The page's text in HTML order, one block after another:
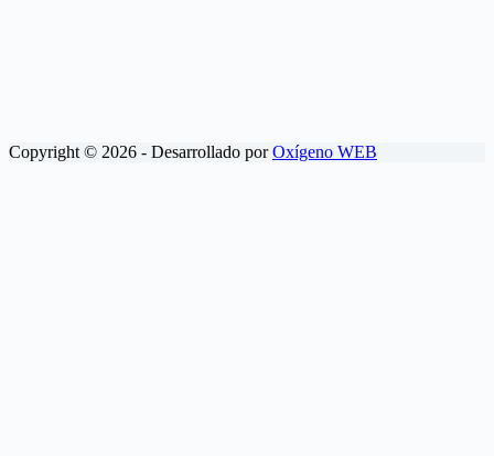
Copyright © 2026 - Desarrollado porOxígeno WEB